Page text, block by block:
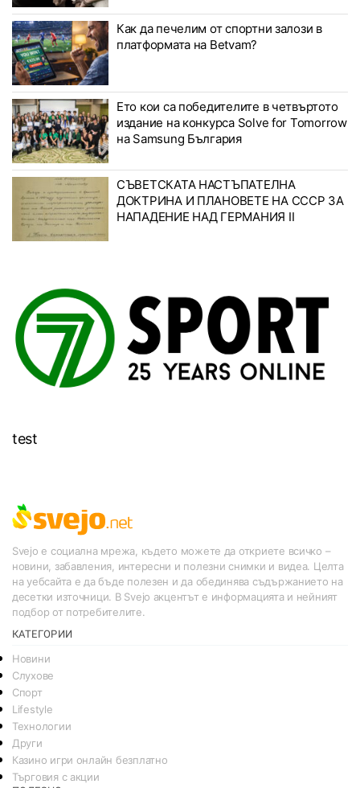
Как да печелим от спортни залози в
платформата на Betvam?
Ето кои са победителите в четвъртото
издание на конкурса Solve for Tomorrow
на Samsung България
СЪВЕТСКАТА НАСТЪПАТЕЛНА
ДОКТРИНА И ПЛАНОВЕТЕ НА СССР ЗА
НАПАДЕНИЕ НАД ГЕРМАНИЯ II
test
Svejo е социална мрежа, където можете да откриете всичко –
новини, забавления, интересни и полезни снимки и видеа. Целта
на уебсайта е да бъде полезен и да обединява съдържанието на
десетки източници. В Svejo акцентът е информацията и нейният
подбор от потребителите.
КАТЕГОРИИ
Новини
Слухове
Спорт
Lifestyle
Технологии
Други
Казино игри онлайн безплатно
Търговия с акции